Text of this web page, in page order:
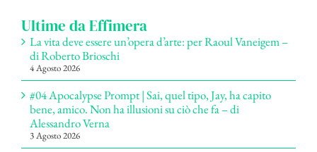
Ultime da Effimera
La vita deve essere un’opera d’arte: per Raoul Vaneigem –
di Roberto Brioschi
4 Agosto 2026
#04 Apocalypse Prompt | Sai, quel tipo, Jay, ha capito
bene, amico. Non ha illusioni su ciò che fa – di
Alessandro Verna
3 Agosto 2026